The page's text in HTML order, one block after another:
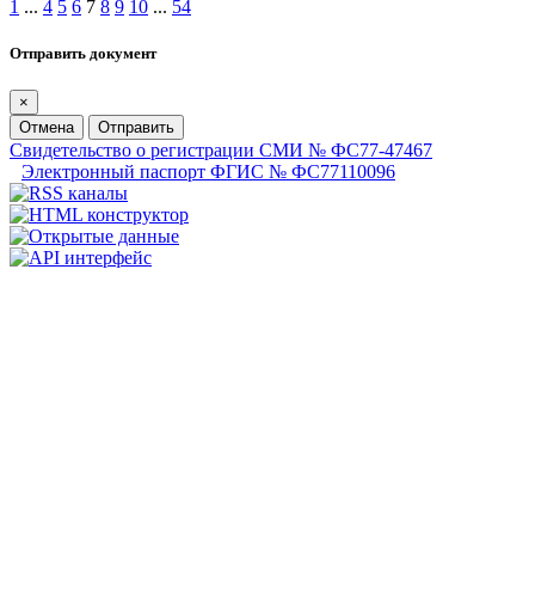
1 ... 4 5 6 7 8 9 10 ... 54
Отправить документ
×
Отмена
Отправить
Свидетельство о регистрации СМИ № ФС77-47467
Электронный паспорт ФГИС № ФС77110096